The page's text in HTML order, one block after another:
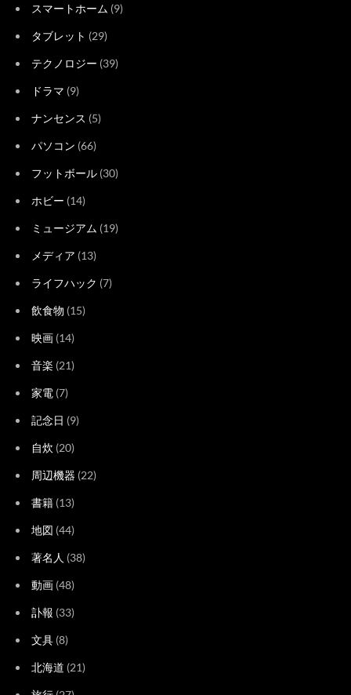
スマートホーム (9)
タブレット (29)
テクノロジー (39)
ドラマ (9)
ナンセンス (5)
パソコン (66)
フットボール (30)
ホビー (14)
ミュージアム (19)
メディア (13)
ライフハック (7)
飲食物 (15)
映画 (14)
音楽 (21)
家電 (7)
記念日 (9)
自炊 (20)
周辺機器 (22)
書籍 (13)
地図 (44)
著名人 (38)
動画 (48)
訃報 (33)
文具 (8)
北海道 (21)